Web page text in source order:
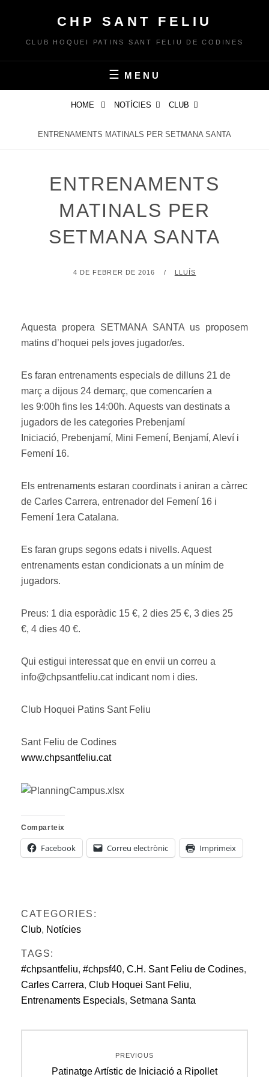
content
CHP SANT FELIU
CLUB HOQUEI PATINS SANT FELIU DE CODINES
MENU
HOME NOTÍCIES CLUB
ENTRENAMENTS MATINALS PER SETMANA SANTA
ENTRENAMENTS
MATINALS PER
SETMANA SANTA
POSTED
4 DE FEBRER DE 2016 BY
LLUÍS
Aquesta propera SETMANA SANTA us proposem
matins d’hoquei pels joves jugador/es.
Es faran entrenaments especials de dilluns 21 de
març a dijous 24 demarç, que comencaríen a
les 9:00h fins les 14:00h. Aquests van destinats a
jugadors de les categories Prebenjamí
Iniciació, Prebenjamí, Mini Femení, Benjamí, Aleví i
Femení 16.
Els entrenaments estaran coordinats i aniran a càrrec
de Carles Carrera, entrenador del Femení 16 i
Femení 1era Catalana.
Es faran grups segons edats i nivells. Aquest
entrenaments estan condicionats a un mínim de
jugadors.
Preus: 1 dia esporàdic 15 €, 2 dies 25 €, 3 dies 25
€, 4 dies 40 €.
Qui estigui interessat que en envii un correu a
info@chpsantfeliu.cat indicant nom i dies.
Club Hoquei Patins Sant Feliu
Sant Feliu de Codines
www.chpsantfeliu.cat
Comparteix
Facebook Correu electrònic Imprimeix
CATEGORIES:
Club, Notícies
TAGS:
#chpsantfeliu, #chpsf40, C.H. Sant Feliu de Codines,
Carles Carrera, Club Hoquei Sant Feliu,
Entrenaments Especials, Setmana Santa
d'entrades
PREVIOUS
Previous
Patinatge Artístic de Iniciació a Ripollet